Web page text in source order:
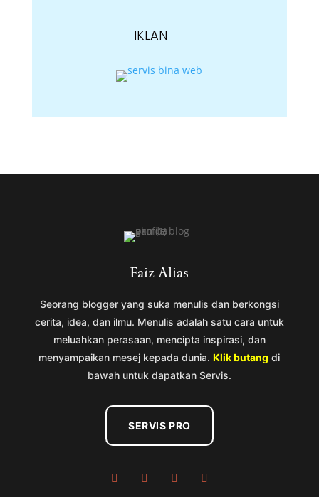
IKLAN
Faiz Alias
Seorang blogger yang suka menulis dan berkongsi
cerita, idea, dan ilmu. Menulis adalah satu cara untuk
meluahkan perasaan, mencipta inspirasi, dan
menyampaikan mesej kepada dunia.Klik butang di
bawah untuk dapatkan Servis.
SERVIS PRO